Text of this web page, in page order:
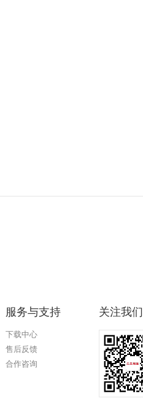
服务与支持
下载中心
售后反馈
合作咨询
关注我们